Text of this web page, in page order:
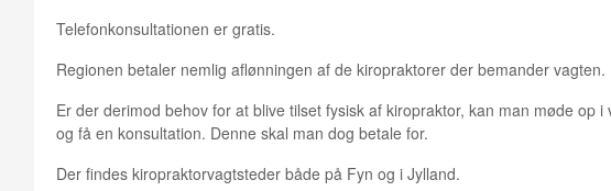
Telefonkonsultationen er gratis.
Regionen betaler nemlig aflønningen af de kiropraktorer der bemander vagten.
Er der derimod behov for at blive tilset fysisk af kiropraktor, kan man møde op i
og få en konsultation. Denne skal man dog betale for.
Der findes kiropraktorvagtsteder både på Fyn og i Jylland.